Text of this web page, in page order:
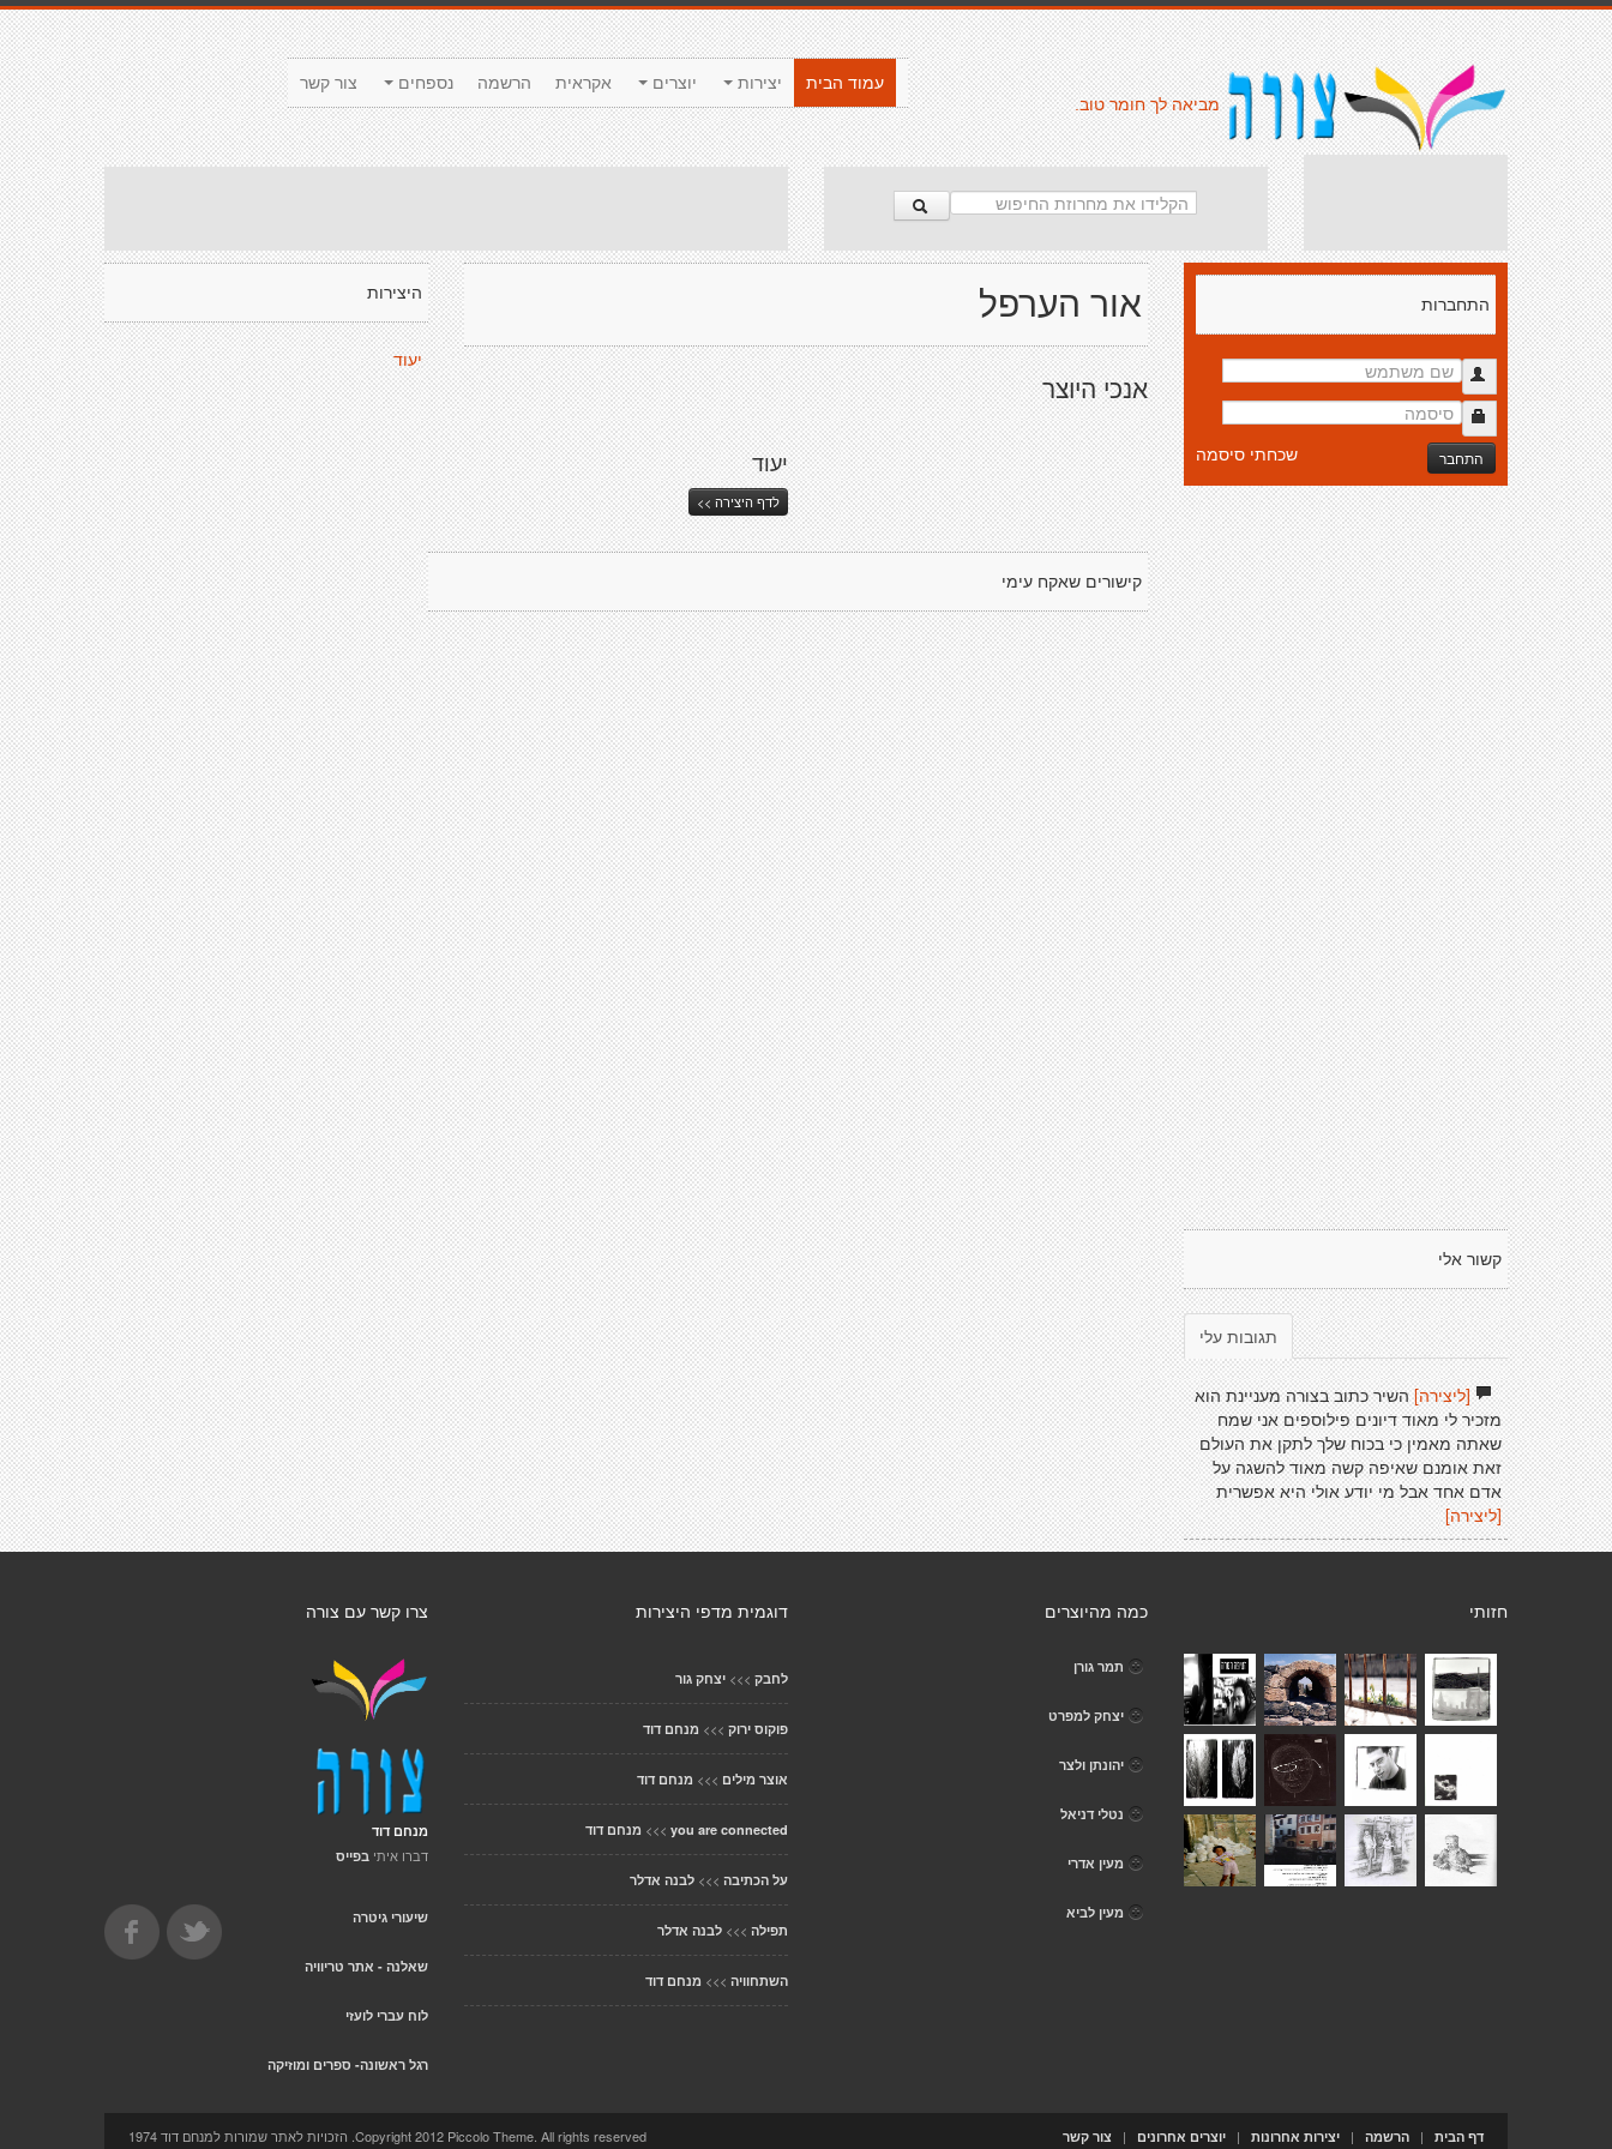
צור קשר נספחים הרשמה אקראית יוצרים יצירות
עמוד הבית
מביאה לך חומר טוב.
היצירות
יעוד
אור הערפל
אנכי היוצר
יעוד
לדף היצירה >>
קישורים שאקח עימי
התחברות
התחבר שכחתי סיסמה
קשור אלי
תגובות עלי
[ליצירה]השיר כתוב בצורה מעניינת הוא
מזכיר לי מאוד דיונים פילוספים אני שמח
שאתה מאמין כי בכוח שלך לתקן את העולם
זאת אומנם שאיפה קשה מאוד להשגה על
אדם אחד אבל מי יודע אולי היא אפשרית
[ליצירה]
צרו קשר עם צורה
מנחם דוד
דברו איתי בפייס
שיעורי גיטרה
שאלנה - אתר טריוויה
לוח עברי לועזי
רגל ראשונה- ספרים ומוזיקה
דוגמית מדפי היצירות
לחבק >>> יצחק גור
פוקוס ירוק >>> מנחם דוד
אוצר מילים >>> מנחם דוד
you are connected
>>> מנחם דוד
על הכתיבה >>> לבנה אדלר
תפילה >>> לבנה אדלר
השתחוויה >>> מנחם דוד
כמה מהיוצרים
תמר גורן
יצחק למפרט
יהונתן ולצר
נטלי דניאל
מעין אדרי
מעין לביא
חזותי
Copyright 2012 Piccolo Theme. All rights reserved. הזכויות לאתר שמורות למנחם דוד 1974 דף הבית | הרשמה | יצירות אחרונות | יוצרים אחרונים | צור קשר